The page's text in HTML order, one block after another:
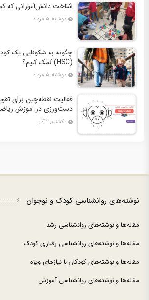
شناخت دانش‌آموزانی که
دوشنبه, ۵ مرداد
چگونه به شکوفایی یک
(HSC) کمک کنیم؟
دوشنبه, ۵ مرداد
فعالیت نقطه‌چین برای
دست‌ورزی در آموزش
دوم + 10 کاربرگ فعالیت
یکشنبه, ۲ آذر
نوشته‌های روانشناسی کودک و نوجوان
مقاله‌ها و نوشته‌های روانشناسی رشد
مقاله‌ها و نوشته‌های روانشناسی رفتاری کودک
مقاله‌ها و نوشته‌های کودکان با نیازهای ویژه
مقاله‌ها و نوشته‌های روانشناسی آموزش